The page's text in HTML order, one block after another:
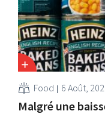
Food 6 Août,
Malgré une